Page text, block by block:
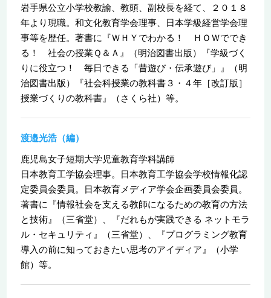
岩手県公立小学校教諭、教頭、副校長を経て、２０１８
年より現職。和文化教育学会理事、日本学級経営学会理
事等を歴任。著書に『ＷＨＹでわかる！ ＨＯＷででき
る！ 社会の授業Ｑ＆Ａ』（明治図書出版）『学級づく
りに役立つ！ 毎日できる「昔遊び・伝承遊び」』（明
治図書出版）『社会科授業の教科書３・４年［改訂版］
授業づくりの教科書』（さくら社）等。
渡邉光浩（編）
鹿児島女子短期大学児童教育学科講師
日本教育工学協会理事。日本教育工学協会学校情報化認
定委員会委員。日本教育メディア学会企画委員会委員。
著書に『情報社会を支える教師になるための教育の方法
と技術』（三省堂）、『だれもが実践できる ネットモラ
ル・セキュリティ』（三省堂）、『プログラミング教育
導入の前に知っておきたい思考のアイディア』（小学
館）等。